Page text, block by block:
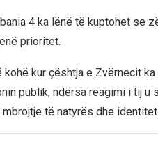
4 ka lënë të kuptohet se
prioritet.
kur çështja e Zvërnecit
publik, ndërsa reagimi i tij u
të natyrës dhe